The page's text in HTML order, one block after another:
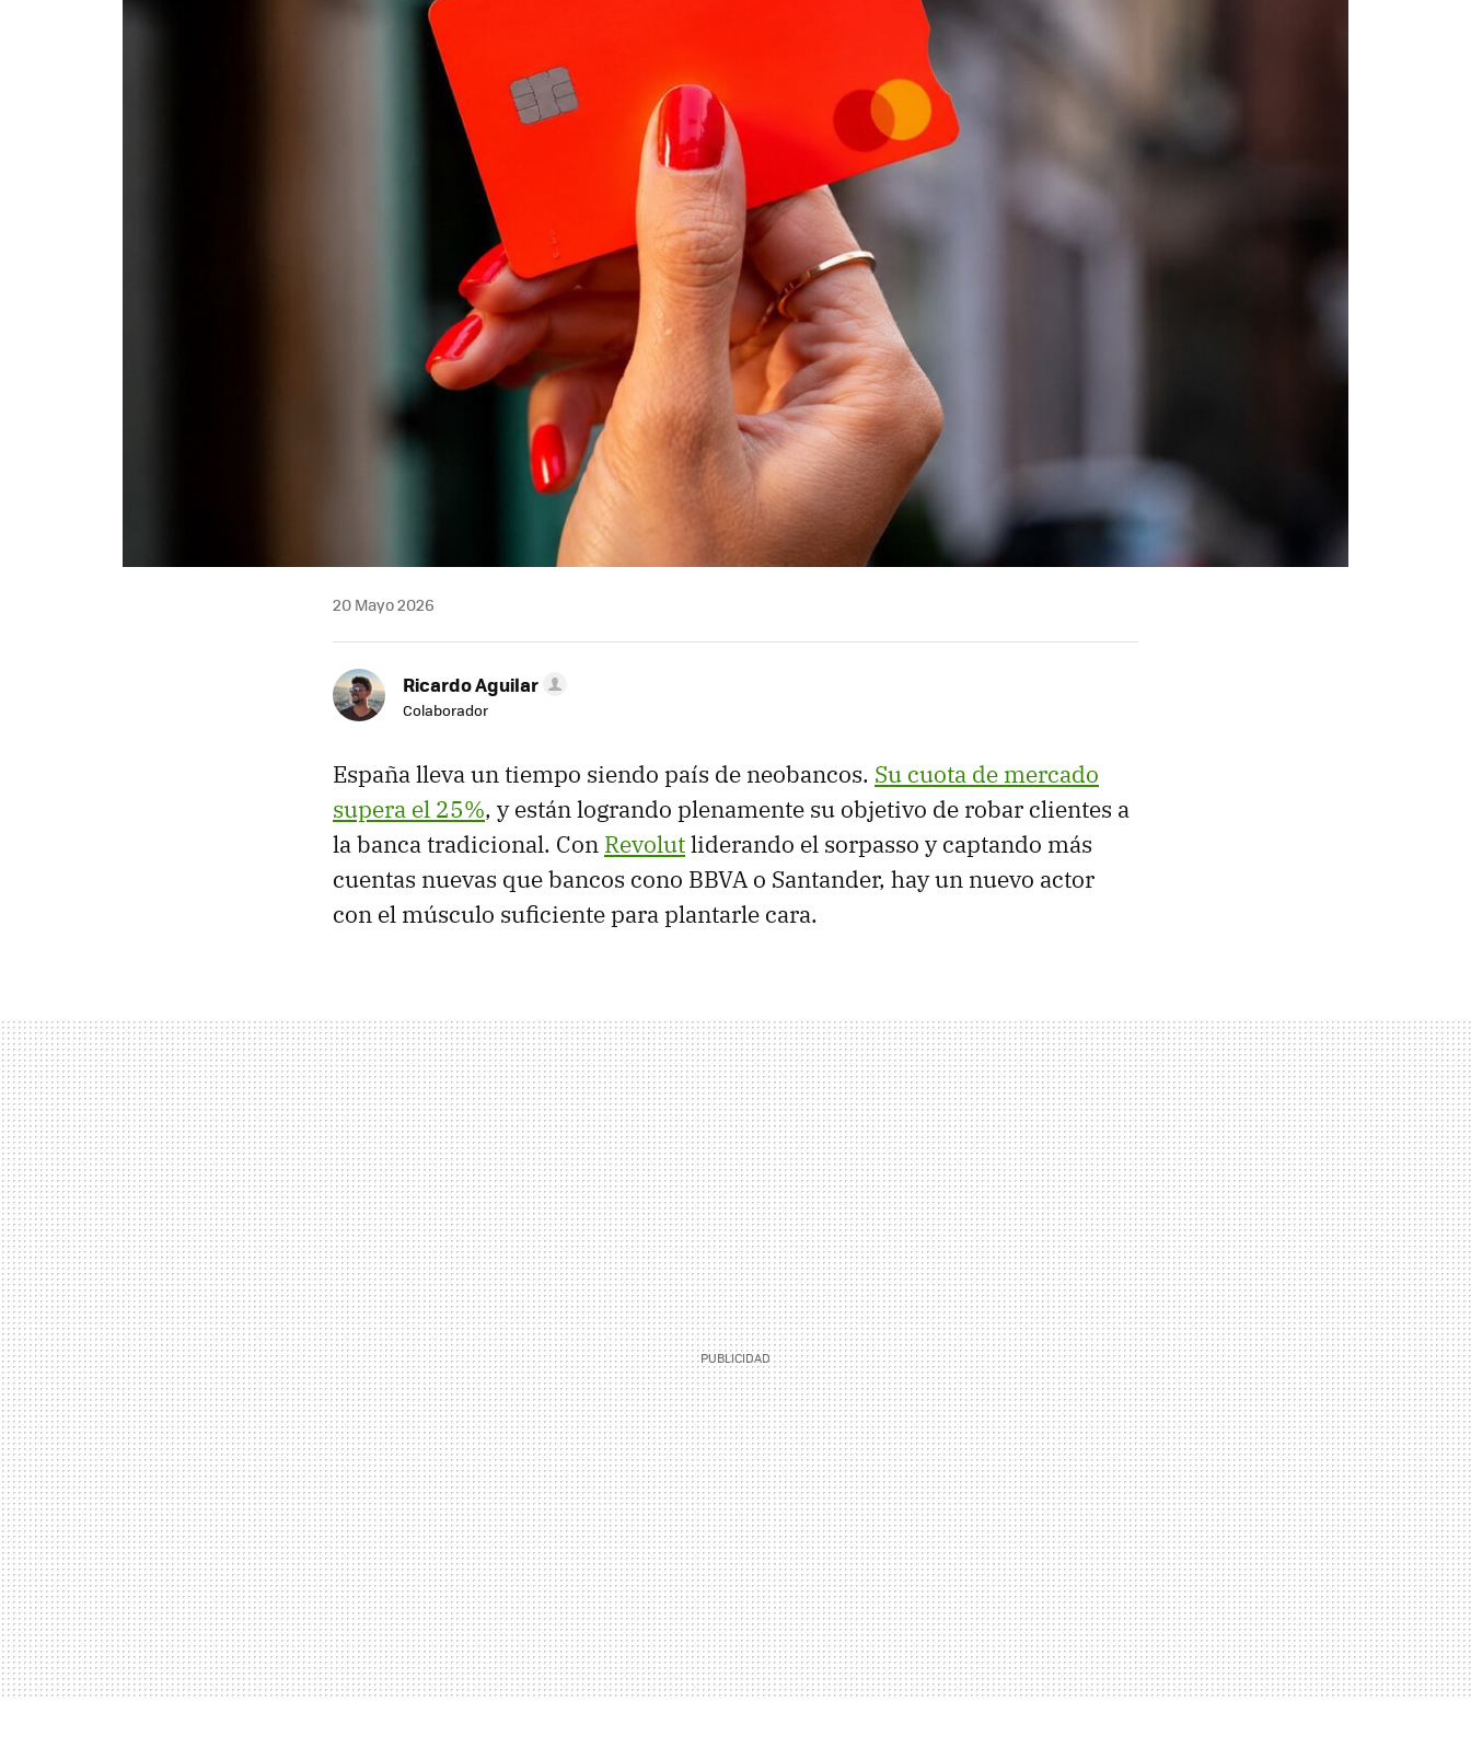
20 Mayo 2026
Ricardo Aguilar
Colaborador
España lleva un tiempo siendo país de neobancos. Su cuota de mercado
supera el 25%, y están logrando plenamente su objetivo de robar clientes a
la banca tradicional. Con Revolutliderando el sorpasso y captando más
cuentas nuevas que bancos cono BBVA o Santander, hay un nuevo actor
con el músculo suficiente para plantarle cara.